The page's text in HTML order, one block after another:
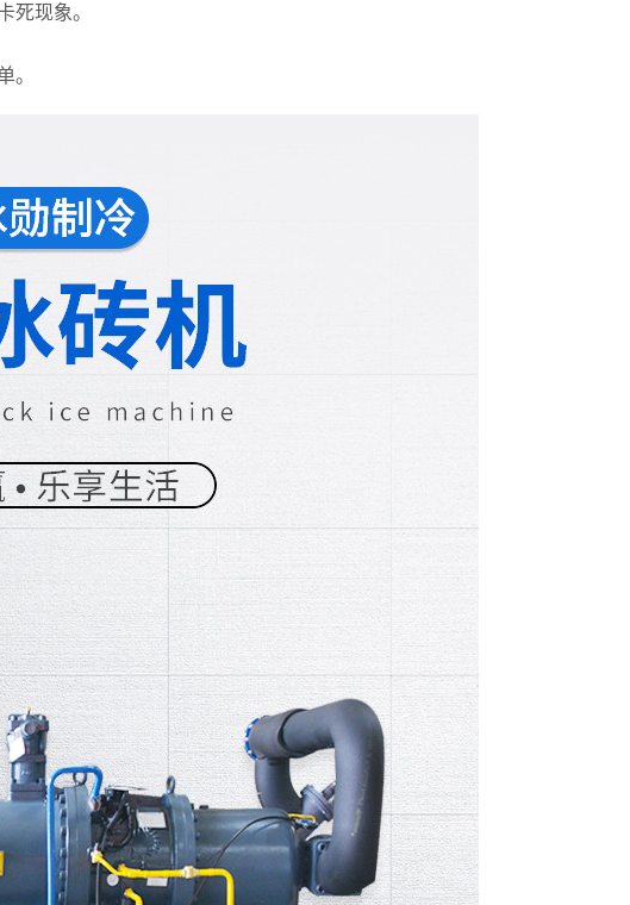
死现象。
。